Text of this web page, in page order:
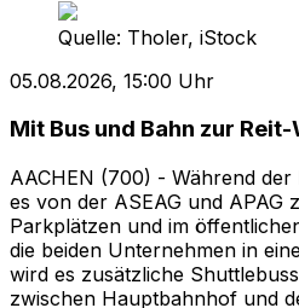
Quelle: Tholer, iStock
05.08.2026, 15:00 Uhr
Mit Bus und Bahn zur Reit-
AACHEN (700) - Während
es von der ASEAG und APAG
Parkplätzen und im
die beiden Unternehmen in
wird es zusätzliche
zwischen Hauptbahnhof und